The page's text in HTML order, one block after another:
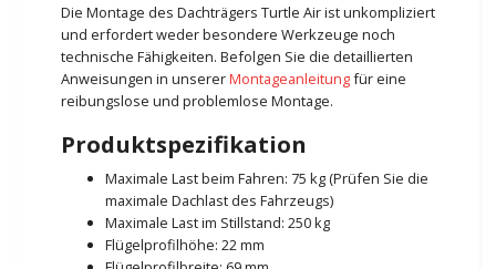
Die Montage des Dachträgers Turtle Air ist unkompliziert
und erfordert weder besondere Werkzeuge noch
technische Fähigkeiten. Befolgen Sie die detaillierten
Anweisungen in unsererMontageanleitungfür eine
reibungslose und problemlose Montage.
Produktspezifikation
Maximale Last beim Fahren: 75 kg (Prüfen Sie die
maximale Dachlast des Fahrzeugs)
Maximale Last im Stillstand: 250 kg
Flügelprofilhöhe: 22 mm